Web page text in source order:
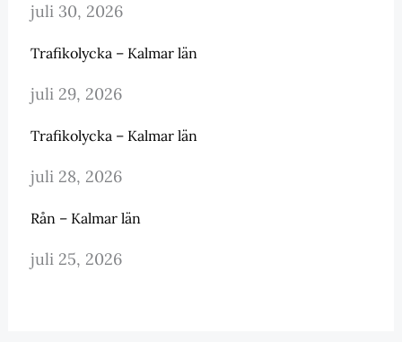
juli 30, 2026
Trafikolycka – Kalmar län
juli 29, 2026
Trafikolycka – Kalmar län
juli 28, 2026
Rån – Kalmar län
juli 25, 2026